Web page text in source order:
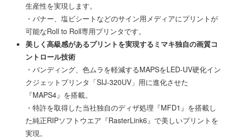
生産性を実現します。
・バナー、塩ビシートなどのサイン用メディアにプリントが
可能なRoll to Roll専用プリンタです。
美しく高級感があるプリントを実現するミマキ独自の画質コ
ントロール技術
・バンディング、色ムラを軽減するMAPSをLED-UV硬化イン
クジェットプリンタ「SIJ-320UV」用に進化させた
『MAPS4』を搭載。
・特許を取得した当社独自のディザ処理『MFD1』を搭載し
た純正RIPソフトウエア『RasterLink6』で美しいプリントを
実現。